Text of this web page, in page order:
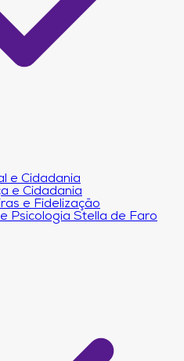
e Cidadania
e Cidadania
e Fidelização
Psicologia Stella de Faro